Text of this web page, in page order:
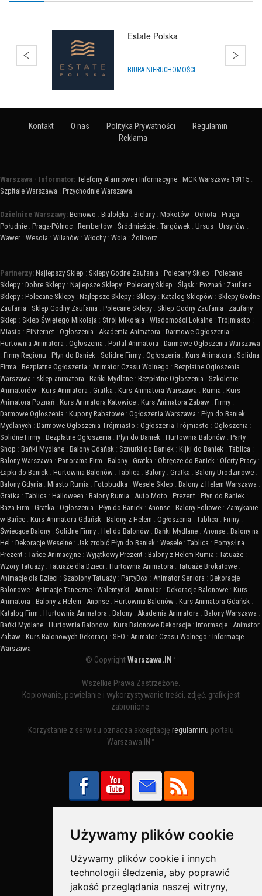
Używamy plików cookie
Używamy plików cookie i innych
technologii śledzenia, aby poprawić
jakość przeglądania naszej witryny,
Hurtownia Animatora
HURTOWNIE
Kontakt O nas Polityka Prywatności
Regulamin
Reklama
Warszawa - Informator: Telefony Alarmowe i Informacyjne : MCK Warszawa 19115 :
Szpitale Warszawa : Przychodnie Warszawa
Dzielnice Warszawy: Bemowo : Białołęka : Bielany : Mokotów : Ochota : Praga-
Południe : Praga-Północ : Rembertów : Śródmieście : Targówek : Ursus : Ursynów :
Wawer : Wesoła : Wilanów : Włochy : Wola : Żoliborz
Partnerzy: Najlepszy Sklep : Sklepy Godne Zaufania : Polecany Sklep : Polecane
Sklepy : Dobre Sklepy : Najlepsze Sklepy : Polecany Sklep : Śląsk : Poznań : Zaufane
Sklepy : Polecane Sklepy : Najlepsze Sklepy : Sklepy : Katalog Sklepów : Sklepy Godne
Zaufania : Sklep Godny Zaufania : Polecane Sklepy : Sklep Godny Zaufania : Zaufany
Sklep : Sklep Świętego Mikołaja : Strój Mikołaja : Wiadomości Lokalne : Trójmiasto :
Miasto : PINternet : Ogłoszenia : Akademia Animatora : Darmowe Ogłoszenia :
Hurtownia Animatora : Ogłoszenia : Portal Animatora : Darmowe Ogłoszenia Warszawa
: Firmy Regionu : Płyn do Baniek : Solidne Firmy : Ogłoszenia : Kurs Animatora : Solidna
Firma : Bezpłatne Ogłoszenia : Animator Czasu Wolnego : Bezpłatne Ogłoszenia
Warszawa : sklep animatora : Bańki Mydlane : Bezpłatne Ogłoszenia : Szkolenie
Animatorów : Kurs Animatora : Gratka : Kurs Animatora Warszawa : Rumia : Kurs
Animatora Poznań : Kurs Animatora Katowice : Kurs Animatora Zabaw : Firmy :
Darmowe Ogłoszenia : Kupony Rabatowe : Ogłoszenia Warszawa : Płyn do Baniek
Mydlanych : Darmowe Ogłoszenia Trójmiasto : Ogłoszenia Trójmiasto : Ogłoszenia :
Solidne Firmy : Bezpłatne Ogłoszenia : Płyn do Baniek : Hurtownia Balonów : Party
Shop : Bańki Mydlane : Balony Gdańsk : Sznurki do Baniek : Kijki do Baniek : Tablica :
Balony Warszawa : Panorama Firm : Balony : Gratka : Obręcze do Baniek : Oferty Pracy :
Łapki do Baniek : Hurtownia Balonów : Tablica : Balony : Gratka : Balony Urodzinowe :
Balony Gdynia : Miasto Rumia : Fotobudka : Wesele Sklep : Balony z Helem Warszawa :
Gratka : Tablica : Halloween : Balony Rumia : Auto Moto : Prezent : Płyn do Baniek :
Baza Firm : Gratka : Ogłoszenia : Płyn do Baniek : Anonse : Balony Foliowe : Zamykanie
w Bańce : Kurs Animatora Gdańsk : Balony z Helem : Ogłoszenia : Tablica : Firmy :
Świecące Balony : Solidne Firmy : Hel do Balonów : Bańki Mydlane : Anonse : Balony na
Hel : Dekoracje Weselne : Jak zrobić Płyn do Baniek : Wesele : Tablica : Pomysł na
Prezent : Tańce Animacyjne : Wyjątkowy Prezent : Balony z Helem Rumia : Tatuaże :
Wzory Tatuaży : Tatuaże dla Dzieci : Hurtownia Animatora : Tatuaże Brokatowe :
Animacje dla Dzieci : Szablony Tatuaży : PartyBox : Animator Seniora : Dekoracje
Balonowe : Animacje Taneczne : Walentynki : Animator : Dekoracje Balonowe : Kurs
Animatora : Balony z Helem : Anonse : Hurtownia Balonów : Kurs Animatora Gdańsk :
Katalog Firm : Hurtownia Animatora : Balony : Akademia Animatora : Balony Warszawa :
Bańki Mydlane : Hurtownia Balonów : Kurs Balonowe Dekoracje : Informacje : Animator
Zabaw : Kurs Balonowych Dekoracji : SEO : Animator Czasu Wolnego : Informacje
Warszawa
© CopyrightWarszawa.IN ™
Wszelkie Prawa Zastrzeżone.
Kopiowanie, powielanie i wykorzystywanie treści, zdjęć, grafik jest
zabronione.
Korzystanie z serwisu oznacza akceptację regulaminu portalu
Warszawa.IN™
Bezpieczne Płatności obsługuje: